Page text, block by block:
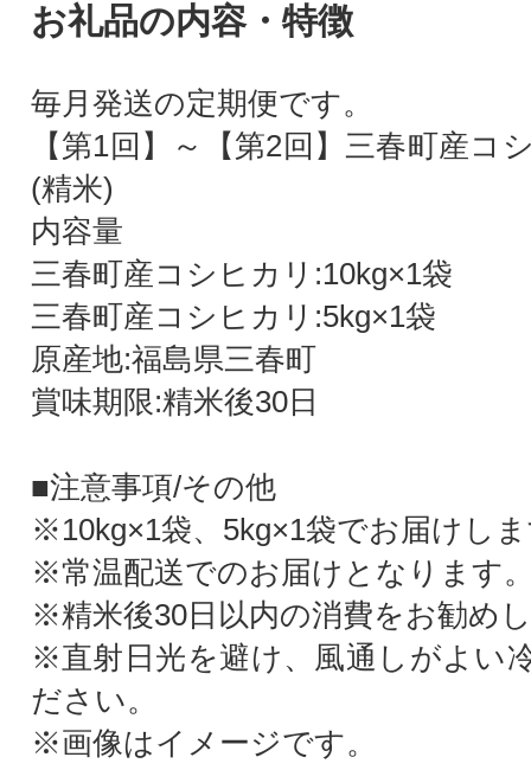
お礼品の内容・特徴
毎月発送の定期便です。
【第1回】～【第2回】三春町産コ
(精米)
内容量
三春町産コシヒカリ:10kg×1袋
三春町産コシヒカリ:5kg×1袋
原産地:福島県三春町
賞味期限:精米後30日
■注意事項/その他
※10kg×1袋、5kg×1袋でお届けし
※常温配送でのお届けとなります
※精米後30日以内の消費をお勧め
※直射日光を避け、風通しがよい
ださい。
※画像はイメージです。